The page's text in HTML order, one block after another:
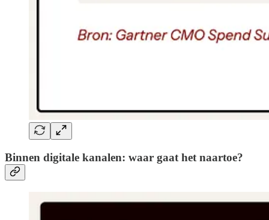
Binnen digitale kanalen: waar gaat het naartoe?